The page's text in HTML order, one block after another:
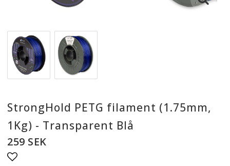
StrongHold PETG filament (1.75mm,
1Kg) - Transparent Blå
259 SEK